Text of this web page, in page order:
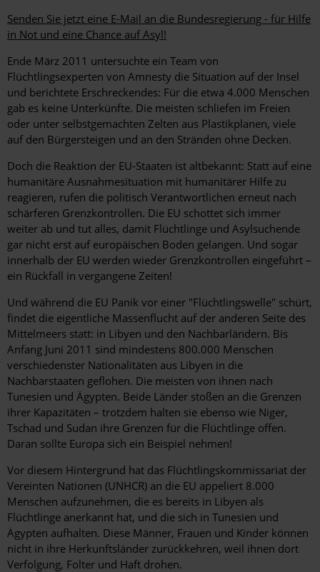
Senden Sie jetzt eine E-Mail an die Bundesregierung - für Hilfe
in Not und eine Chance auf Asyl!
Ende März 2011 untersuchte ein Team von
Flüchtlingsexperten von Amnesty die Situation auf der Insel
und berichtete Erschreckendes: Für die etwa 4.000 Menschen
gab es keine Unterkünfte. Die meisten schliefen im Freien
oder unter selbstgemachten Zelten aus Plastikplanen, viele
auf den Bürgersteigen und an den Stränden ohne Decken.
Doch die Reaktion der EU-Staaten ist altbekannt: Statt auf eine
humanitäre Ausnahmesituation mit humanitärer Hilfe zu
reagieren, rufen die politisch Verantwortlichen erneut nach
schärferen Grenzkontrollen. Die EU schottet sich immer
weiter ab und tut alles, damit Flüchtlinge und Asylsuchende
gar nicht erst auf europäischen Boden gelangen. Und sogar
innerhalb der EU werden wieder Grenzkontrollen eingeführt –
ein Rückfall in vergangene Zeiten!
Und während die EU Panik vor einer "Flüchtlingswelle" schürt,
findet die eigentliche Massenflucht auf der anderen Seite des
Mittelmeers statt: in Libyen und den Nachbarländern. Bis
Anfang Juni 2011 sind mindestens 800.000 Menschen
verschiedenster Nationalitäten aus Libyen in die
Nachbarstaaten geflohen. Die meisten von ihnen nach
Tunesien und Ägypten. Beide Länder stoßen an die Grenzen
ihrer Kapazitäten – trotzdem halten sie ebenso wie Niger,
Tschad und Sudan ihre Grenzen für die Flüchtlinge offen.
Daran sollte Europa sich ein Beispiel nehmen!
Vor diesem Hintergrund hat das Flüchtlingskommissariat der
Vereinten Nationen (UNHCR) an die EU appeliert 8.000
Menschen aufzunehmen, die es bereits in Libyen als
Flüchtlinge anerkannt hat, und die sich in Tunesien und
Ägypten aufhalten. Diese Männer, Frauen und Kinder können
nicht in ihre Herkunftsländer zurückkehren, weil ihnen dort
Verfolgung, Folter und Haft drohen.